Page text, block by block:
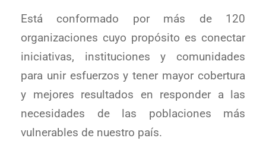
Está conformado por más de 120
organizaciones cuyo propósito es conectar
iniciativas, instituciones y comunidades
para unir esfuerzos y tener mayor cobertura
y mejores resultados en responder a las
necesidades de las poblaciones más
vulnerables de nuestro país.